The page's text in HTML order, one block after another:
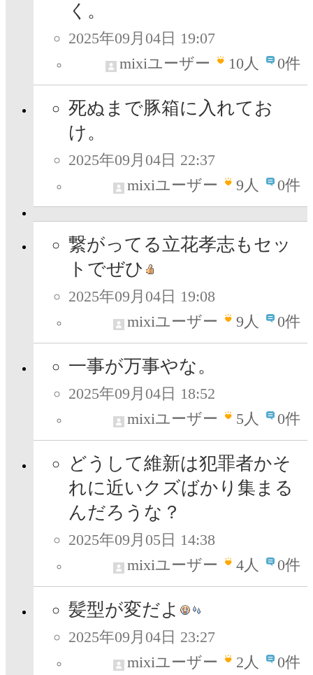
く。
2025年09月04日 19:07
mixiユーザー
10人 0件
死ぬまで豚箱に入れてお
け。
2025年09月04日 22:37
mixiユーザー
9人 0件
繋がってる立花孝志もセッ
トでぜひ
2025年09月04日 19:08
mixiユーザー
9人 0件
一事が万事やな。
2025年09月04日 18:52
mixiユーザー
5人 0件
どうして維新は犯罪者かそ
れに近いクズばかり集まる
んだろうな？
2025年09月05日 14:38
mixiユーザー
4人 0件
髪型が変だよ
2025年09月04日 23:27
mixiユーザー
2人 0件